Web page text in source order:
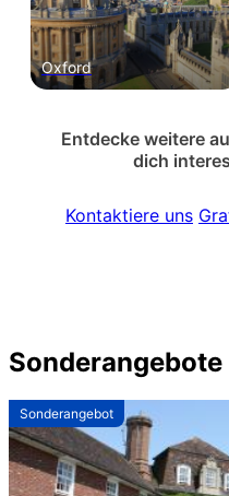
Oxford
Entdecke weitere
dich
Kontaktiere uns
Sonderangebote
Sonderangebot